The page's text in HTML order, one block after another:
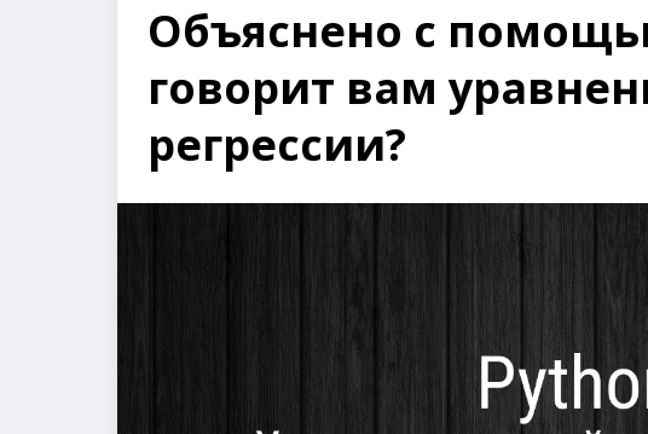
Объяснено с
говорит вам
регрессии?